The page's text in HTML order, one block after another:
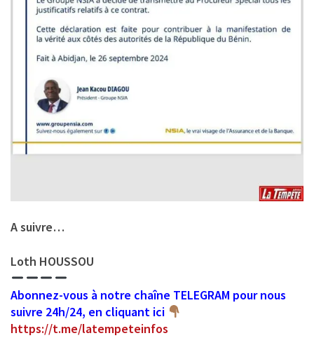
A suivre…
Loth HOUSSOU
Abonnez-vous à notre chaîne TELEGRAM pour nous
suivre 24h/24, en cliquant ici
https://t.me/latempeteinfos